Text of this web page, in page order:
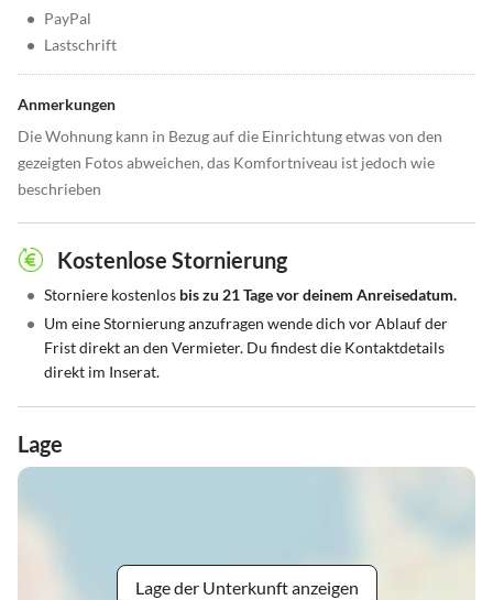
• PayPal
• Lastschrift
Anmerkungen
Die Wohnung kann in Bezug auf die Einrichtung etwas von den
gezeigten Fotos abweichen, das Komfortniveau ist jedoch wie
beschrieben
Kostenlose Stornierung
• Storniere kostenlos bis zu 21 Tage vor deinem Anreisedatum.
• Um eine Stornierung anzufragen wende dich vor Ablauf der
Frist direkt an den Vermieter. Du findest die Kontaktdetails
direkt im Inserat.
Lage
Lage der Unterkunft anzeigen